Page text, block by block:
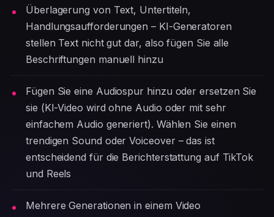
Überlagerung von Text, Untertiteln,
Handlungsaufforderungen – KI-Generatoren
stellen Text nicht gut dar, also fügen Sie alle
Beschriftungen manuell hinzu
Fügen Sie eine Audiospur hinzu oder ersetzen Sie
sie (KI-Video wird ohne Audio oder mit sehr
einfachem Audio generiert). Wählen Sie einen
trendigen Sound oder Voiceover – das ist
entscheidend für die Berichterstattung auf TikTok
und Reels
Mehrere Generationen in einem Video